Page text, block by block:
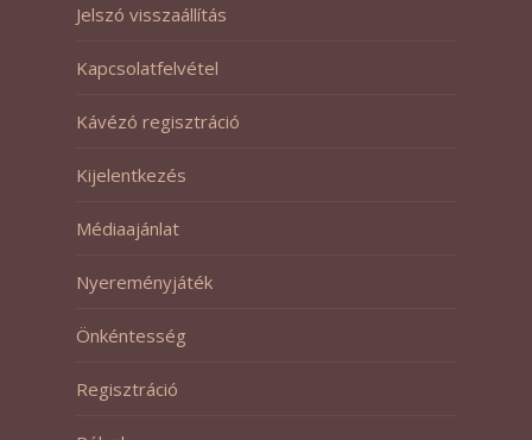
Jelszó visszaállítás
Kapcsolatfelvétel
Kávézó regisztráció
Kijelentkezés
Médiaajánlat
Nyereményjáték
Önkéntesség
Regisztráció